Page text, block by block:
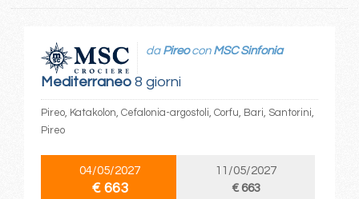
Mediterraneo8 giorni
da Pireocon MSC Sinfonia
Pireo, Katakolon, Cefalonia-argostoli, Corfu, Bari, Santorini,
Pireo
04/05/2027
€ 663
11/05/2027
€ 663